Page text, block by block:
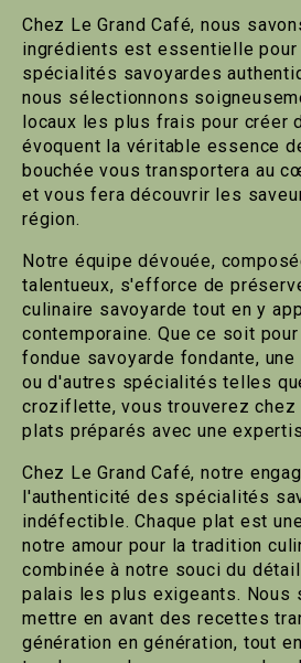
Chez Le Grand Café, nous
ingrédients est essentielle pour
spécialités savoyardes
nous sélectionnons
locaux les plus frais pour créer
évoquent la véritable essence
bouchée vous transportera au
et vous fera découvrir les
région.
Notre équipe dévouée,
talentueux, s'efforce de
culinaire savoyarde tout en y
contemporaine. Que ce soit
fondue savoyarde fondante,
ou d'autres spécialités telles
croziflette, vous trouverez chez
plats préparés avec une
Chez Le Grand Café, notre
l'authenticité des spécialités
indéfectible. Chaque plat est
notre amour pour la tradition
combinée à notre souci du
palais les plus exigeants. Nous
mettre en avant des recettes
génération en génération, tout